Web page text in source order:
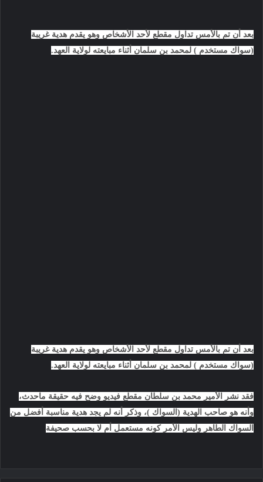
بعد أن تم بالأمس تداول مقطع لأحد الأشخاص وهو يقدم هدية غريبة
(سواك مستخدم ) لمحمد بن سلمان أثناء مبايعته لولاية العهد.
بعد أن تم بالأمس تداول مقطع لأحد الأشخاص وهو يقدم هدية غريبة
(سواك مستخدم ) لمحمد بن سلمان أثناء مبايعته لولاية العهد.
فقد نشر الأمير محمد بن سلطان مقطع فيديو وضح فيه حقيقة ماحدث،
وأنه هو صاحب الهدية (السواك )، وذكر أنه لم يجد هدية مناسبة أفضل من
السواك الطاهر وليس الأمر كونه مستعمل أم لا بحسب صحيفة